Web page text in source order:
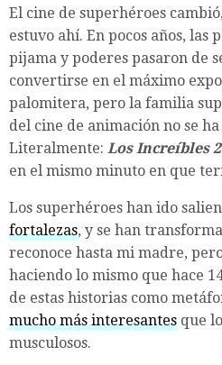
El cine de superhéroes
estuvo ahí. En pocos años, las
pijama y poderes pasaron de
convertirse en el máximo
palomitera, pero la familia
del cine de animación no se
Literalmente: Los Increíbles 2
en el mismo minuto en que
Los superhéroes han ido
fortalezas, y se han
reconoce hasta mi madre,
haciendo lo mismo que hace
de estas historias como
mucho más interesantes que
musculosos.